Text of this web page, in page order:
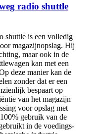
radio shuttle
shuttle is een volledig
magazijnopslag. Hij
maar ook in de
kan met een
deze manier kan de
zonder dat er een
bespaart op
van het magazijn
voor opslag met
gebruik van de
in de voedings-